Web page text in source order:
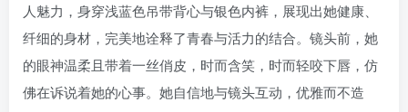
人魅力，身穿浅蓝色吊带背心与银色内裤，展现出她健康、
纤细的身材，完美地诠释了青春与活力的结合。镜头前，她
的眼神温柔且带着一丝俏皮，时而含笑，时而轻咬下唇，仿
佛在诉说着她的心事。她自信地与镜头互动，优雅而不造